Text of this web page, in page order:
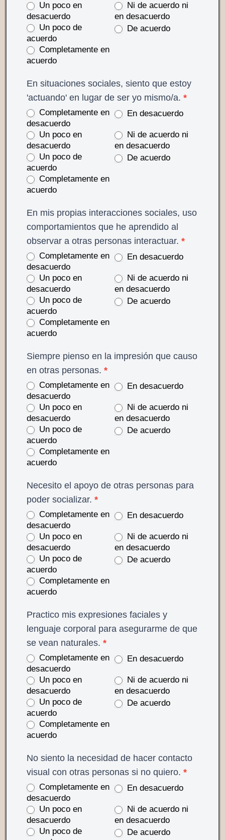
Un poco en
desacuerdo
Ni de acuerdo ni
en desacuerdo
Un poco de
acuerdo
De acuerdo
Completamente en
acuerdo
En situaciones sociales, siento que estoy
'actuando' en lugar de ser yo mismo/a. *
Completamente en
desacuerdo
En desacuerdo
Un poco en
desacuerdo
Ni de acuerdo ni
en desacuerdo
Un poco de
acuerdo
De acuerdo
Completamente en
acuerdo
En mis propias interacciones sociales, uso
comportamientos que he aprendido al
observar a otras personas interactuar. *
Completamente en
desacuerdo
En desacuerdo
Un poco en
desacuerdo
Ni de acuerdo ni
en desacuerdo
Un poco de
acuerdo
De acuerdo
Completamente en
acuerdo
Siempre pienso en la impresión que causo
en otras personas. *
Completamente en
desacuerdo
En desacuerdo
Un poco en
desacuerdo
Ni de acuerdo ni
en desacuerdo
Un poco de
acuerdo
De acuerdo
Completamente en
acuerdo
Necesito el apoyo de otras personas para
poder socializar. *
Completamente en
desacuerdo
En desacuerdo
Un poco en
desacuerdo
Ni de acuerdo ni
en desacuerdo
Un poco de
acuerdo
De acuerdo
Completamente en
acuerdo
Practico mis expresiones faciales y
lenguaje corporal para asegurarme de que
se vean naturales. *
Completamente en
desacuerdo
En desacuerdo
Un poco en
desacuerdo
Ni de acuerdo ni
en desacuerdo
Un poco de
acuerdo
De acuerdo
Completamente en
acuerdo
No siento la necesidad de hacer contacto
visual con otras personas si no quiero. *
Completamente en
desacuerdo
En desacuerdo
Un poco en
desacuerdo
Ni de acuerdo ni
en desacuerdo
Un poco de
De acuerdo